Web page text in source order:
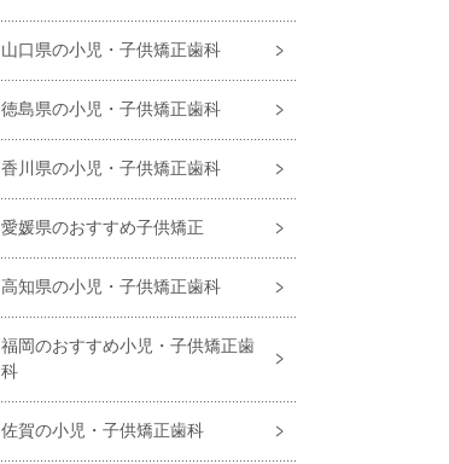
山口県の小児・子供矯正歯科
徳島県の小児・子供矯正歯科
香川県の小児・子供矯正歯科
愛媛県のおすすめ子供矯正
高知県の小児・子供矯正歯科
福岡のおすすめ小児・⼦供矯正⻭
科
佐賀の小児・子供矯正歯科